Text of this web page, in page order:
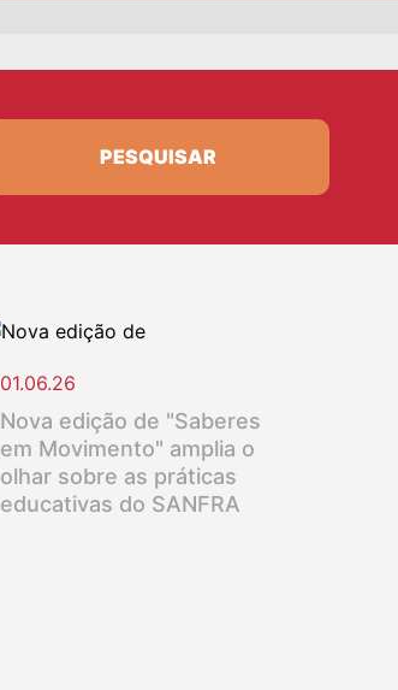
PESQUISAR
01.06.26
Nova edição de "Saberes
em Movimento" amplia o
olhar sobre as práticas
educativas do SANFRA